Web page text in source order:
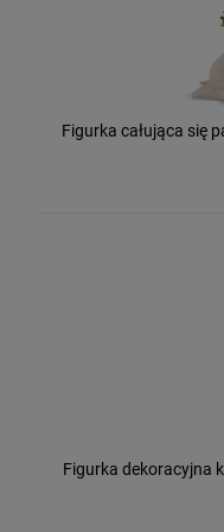
Figurka całująca się
Figurka dekoracyjna